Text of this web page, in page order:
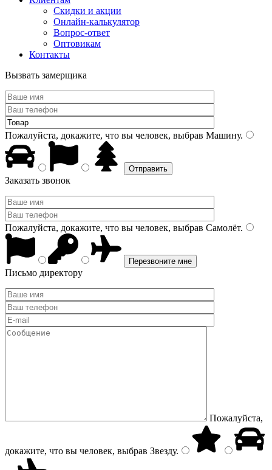
Скидки и акции
Онлайн-калькулятор
Вопрос-ответ
Оптовикам
Контакты
Вызвать замерщика
Пожалуйста, докажите, что вы человек, выбрав Машину.
Заказать звонок
Пожалуйста, докажите, что вы человек, выбрав Самолёт.
Письмо директору
Пожалуйста,
докажите, что вы человек, выбрав Звезду.